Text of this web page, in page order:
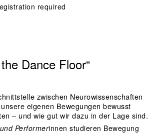
required
Dance Floor“
zwischen Neurowissenschaften
eigenen Bewegungen bewusst
– und wie gut wir dazu in der Lage sind.
Performerinnen studieren Bewegung